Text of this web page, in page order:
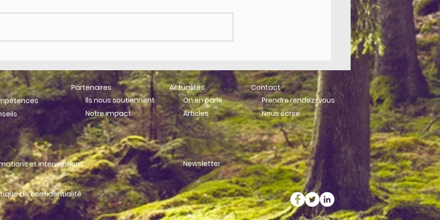
Partenaires
Ils nous soutiennent
Notre impact
Actualités
On en parle
Contact
Prendre rendez-vous
Articles
Nous écrire
et interventions
de confidentialité
Newsletter